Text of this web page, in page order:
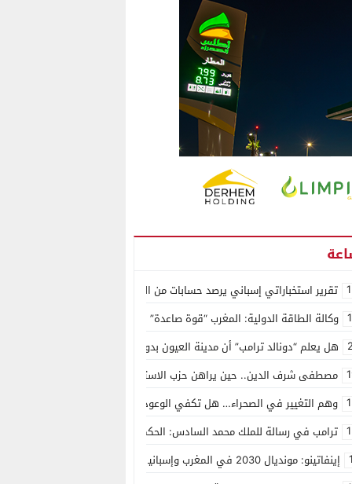
تقرير استخباراتي إسباني يرصد حسابات من الجزائر وأرقاما بـ”213+” ضمن حملة رقمية منظمة حرّضت على اقتحام سبتة
وكالة الطاقة الدولية: المغرب “قوة صاعدة” في سوق المعادن الاستراتيجية
هل يعلم “دونالد ترامب” أن مدينة العيون بدون ماء؟
مصطفى شرف الدين.. حين يراهن حزب الاستقلال على الكفاءة ويمنح الشباب
وهم التغيير في الصحراء… هل تكفي الوعود الفارغة لصناعة الواقع؟
ترامب في رسالة للملك محمد السادس: الحكم الذاتي هو الأساس الوحيد لحل
إينفاتينو: مونديال 2030 في المغرب وإسبانيا والبرتغال سيكون “الأجمل في التاريخ”